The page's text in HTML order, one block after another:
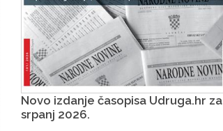
Novo izdanje časopisa Udruga.hr za
srpanj 2026.